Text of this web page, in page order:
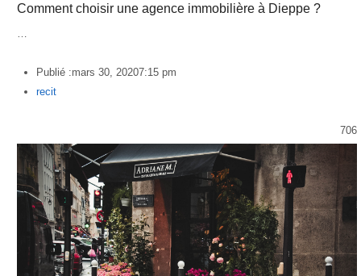
Comment choisir une agence immobilière à Dieppe ?
Publié :mars 30, 20207:15 pm
Author
recit
706